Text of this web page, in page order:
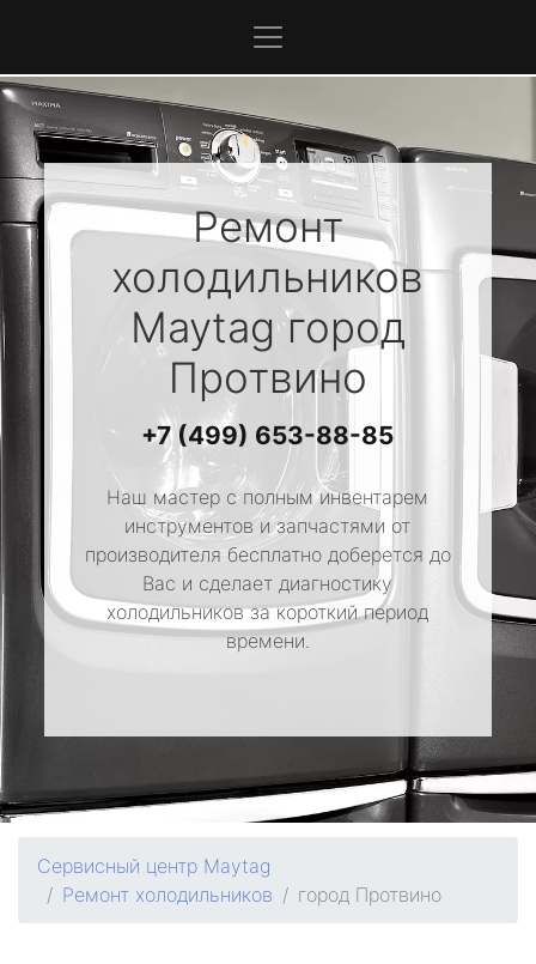
Ремонт
холодильников
Maytagгород
Протвино
+7 (499) 653-88-85
Наш мастер с полным инвентарем
инструментов и запчастями от
производителя бесплатно доберется до
Вас и сделает диагностику
холодильников за короткий период
времени.
Сервисный центр Maytag
Ремонт холодильников
город Протвино